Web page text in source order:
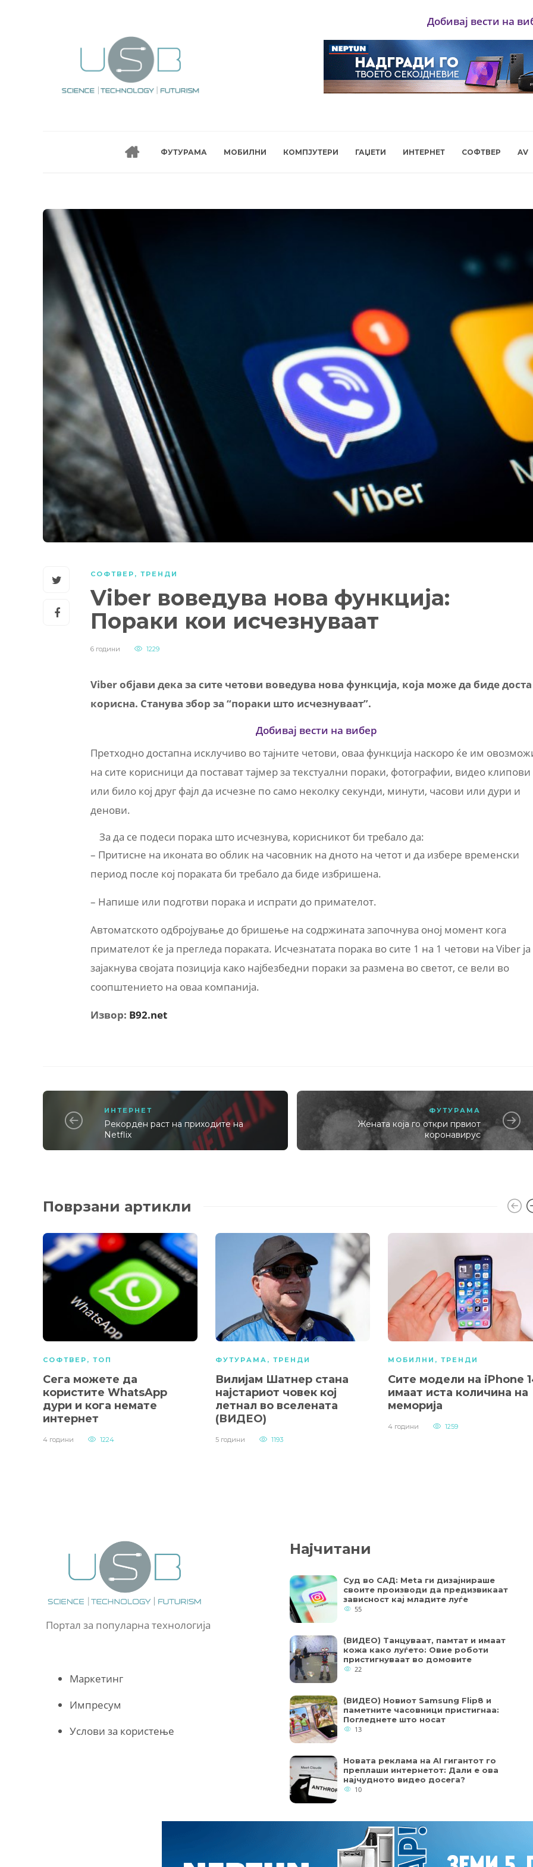
Добивај вести на
ФУТУРАМА МОБИЛНИ КОМПЈУТЕРИ ГАЏЕТИ ИНТЕРНЕТ СОФТВЕР AV
СОФТВЕР , ТРЕНДИ
Viber воведува нова функција:
Пораки кои исчезнуваат
6 години 1229
Viber објави дека за сите четови воведува нова функција, која може да биде доста
корисна. Станува збор за “пораки што исчезнуваат”.
Добивај вести на вибер
Претходно достапна исклучиво во тајните четови, оваа функција наскоро ќе им
на сите корисници да постават тајмер за текстуални пораки, фотографии, видео клипови
или било кој друг фајл да исчезне по само неколку секунди, минути, часови или дури и
денови.
За да се подеси порака што исчезнува, корисникот би требало да:
– Притисне на иконата во облик на часовник на дното на четот и да избере временски
период после кој пораката би требало да биде избришена.
– Напише или подготви порака и испрати до примателот.
Автоматското одбројување до бришење на содржината започнува оној момент кога
примателот ќе ја прегледа пораката. Исчезнатата порака во сите 1 на 1 четови на Viber ја
зајакнува својата позиција како најбезбедни пораки за размена во светот, се вели во
соопштението на оваа компанија.
Извор: B92.net
ИНТЕРНЕТ
Рекордeн раст нa приходите на
Netflix
ФУТУРАМА
Жената која го откри првиот
коронавирус
Поврзани артикли
СОФТВЕР , ТОП
Сега можете да
користите WhatsApp
дури и кога немате
интернет
4 години 1224
ФУТУРАМА , ТРЕНДИ
Вилијам Шатнер стана
најстариот човек кој
летнал во вселената
(ВИДЕО)
5 години 1193
МОБИЛНИ , ТРЕНДИ
Сите модели на iPhone
имаат иста количина на
меморија
4 години 1259
Портал за популарна технологија
Маркетинг
Импресум
Услови за користење
Најчитани
Суд во САД: Meta ги дизајнираше
своите производи да предизвикаат
зависност кај младите луѓе
55
(ВИДЕО) Танцуваат, памтат и имаат
кожа како луѓето: Овие роботи
пристигнуваат во домовите
22
(ВИДЕО) Новиот Samsung Flip8 и
паметните часовници пристигнаа:
Погледнете што носат
13
Новата реклама на AI гигантот го
преплаши интернетот: Дали е ова
најчудното видео досега?
10